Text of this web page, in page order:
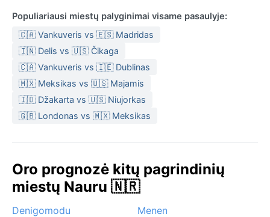
Populiariausi miestų palyginimai visame pasaulyje:
🇨🇦 Vankuveris vs 🇪🇸 Madridas
🇮🇳 Delis vs 🇺🇸 Čikaga
🇨🇦 Vankuveris vs 🇮🇪 Dublinas
🇲🇽 Meksikas vs 🇺🇸 Majamis
🇮🇩 Džakarta vs 🇺🇸 Niujorkas
🇬🇧 Londonas vs 🇲🇽 Meksikas
Oro prognozė kitų pagrindinių
miestų Nauru 🇳🇷
Denigomodu
Menen